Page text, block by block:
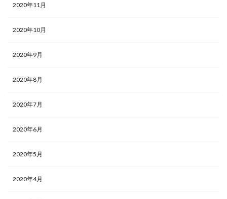
2020年11月
2020年10月
2020年9月
2020年8月
2020年7月
2020年6月
2020年5月
2020年4月